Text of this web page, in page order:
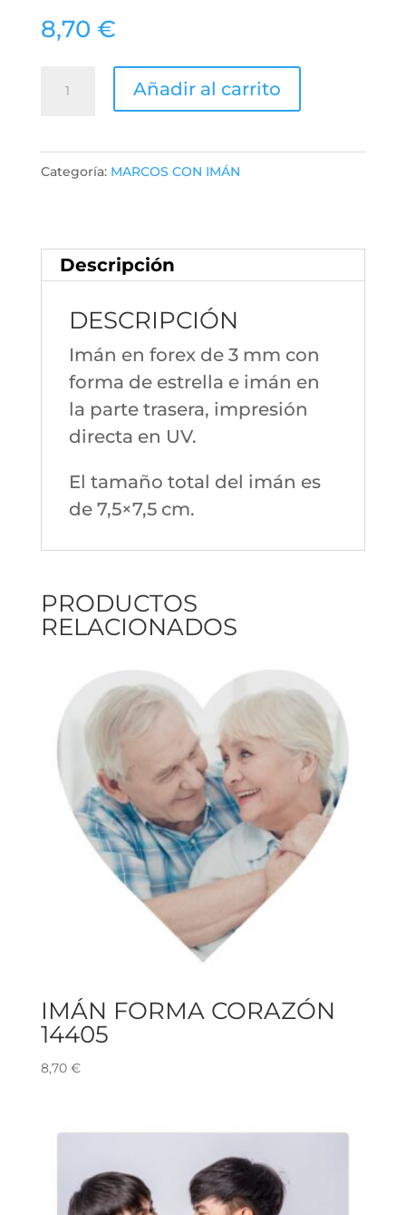
8,70 €
Añadir al carrito
Categoría: MARCOS CON IMÁN
Descripción
DESCRIPCIÓN
Imán en forex de 3 mm con
forma de estrella e imán en
la parte trasera, impresión
directa en UV.
El tamaño total del imán es
de 7,5×7,5 cm.
PRODUCTOS
RELACIONADOS
IMÁN FORMA CORAZÓN
14405
8,70 €